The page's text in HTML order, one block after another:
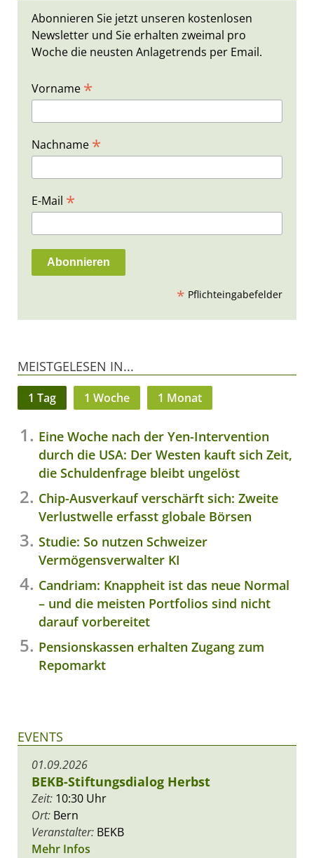
Abonnieren Sie jetzt unseren kostenlosen
Newsletter und Sie erhalten zweimal pro
Woche die neusten Anlagetrends per Email.
Vorname *
Nachname *
E-Mail *
* Pflichteingabefelder
MEISTGELESEN IN...
1 Tag 1 Woche 1 Monat
Eine Woche nach der Yen-Intervention
durch die USA: Der Westen kauft sich Zeit,
die Schuldenfrage bleibt ungelöst
Chip-Ausverkauf verschärft sich: Zweite
Verlustwelle erfasst globale Börsen
Studie: So nutzen Schweizer
Vermögensverwalter KI
Candriam: Knappheit ist das neue Normal
– und die meisten Portfolios sind nicht
darauf vorbereitet
Pensionskassen erhalten Zugang zum
Repomarkt
EVENTS
01.09.2026
BEKB-Stiftungsdialog Herbst
Zeit: 10:30 Uhr
Ort: Bern
Veranstalter: BEKB
Mehr Infos